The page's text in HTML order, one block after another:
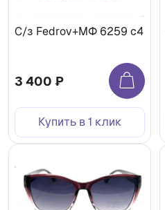
С/з Fedrov+МФ 6259 c4
3 400 ₽
Купить в 1 клик